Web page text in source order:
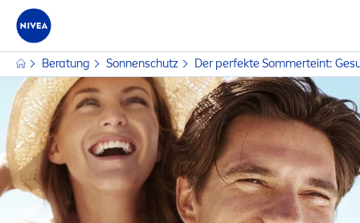
Beratung Sonnenschutz Der perfekte Sommerteint: Ge